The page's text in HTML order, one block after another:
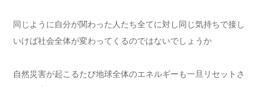
同じように自分が関わった人たち全てに対し同じ気持ちで接し
いけば社会全体が変わってくるのではないでしょうか
自然災害が起こるたび地球全体のエネルギーも一旦リセットさ